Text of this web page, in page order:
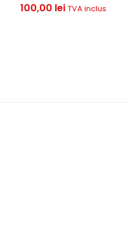
100,00 lei TVA inclus